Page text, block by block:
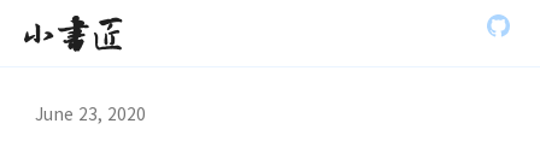
小书匠
June 23, 2020